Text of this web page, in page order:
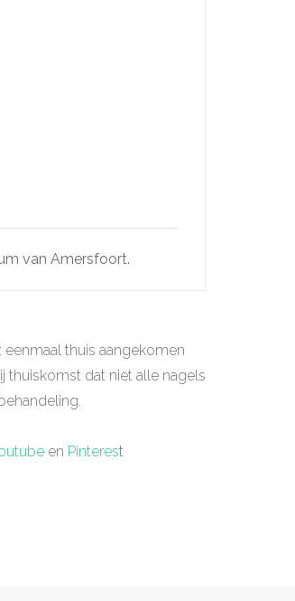
van Amersfoort.
thuis aangekomen
thuiskomst dat niet alle nagels
en Pinterest